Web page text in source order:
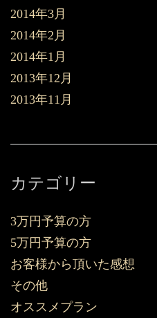
2014年3月
2014年2月
2014年1月
2013年12月
2013年11月
カテゴリー
3万円予算の方
5万円予算の方
お客様から頂いた感想
その他
オススメプラン